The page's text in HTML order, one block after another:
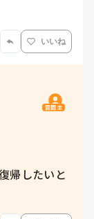
いいね
質問主
帰したいと